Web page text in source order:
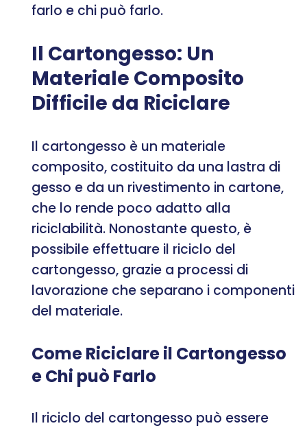
farlo e chi può farlo.
Il Cartongesso: Un
Materiale Composito
Difficile da Riciclare
Il cartongesso è un materiale
composito, costituito da una lastra di
gesso e da un rivestimento in cartone,
che lo rende poco adatto alla
riciclabilità. Nonostante questo, è
possibile effettuare il riciclo del
cartongesso, grazie a processi di
lavorazione che separano i componenti
del materiale.
Come Riciclare il Cartongesso
e Chi può Farlo
Il riciclo del cartongesso può essere